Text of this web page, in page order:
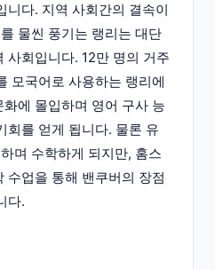
니다. 지역 사회간의 결속이
물씬 풍기는 랭리는 대단
사회입니다. 12만 명의 거주
모국어로 사용하는 랭리에
에 몰입하며 영어 구사 능
회를 얻게 됩니다. 물론 유
며 수학하게 되지만, 홈스
수업을 통해 밴쿠버의 장점
다.